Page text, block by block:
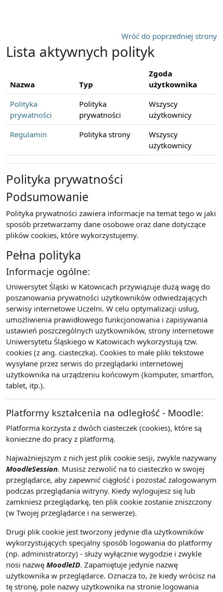
Wróć do poprzedniej strony
Lista aktywnych polityk
Nazwa Typ
Zgoda
użytkownika
Polityka
prywatności
Polityka
prywatności
Wszyscy
użytkownicy
Regulamin
Polityka strony
Wszyscy
użytkownicy
Polityka prywatności
Podsumowanie
Polityka prywatności zawiera informacje na temat tego w jaki
sposób przetwarzamy dane osobowe oraz dane dotyczące
plików cookies, które wykorzystujemy.
Pełna polityka
Informacje ogólne:
Uniwersytet Śląski w Katowicach przywiązuje dużą wagę do
poszanowania prywatności użytkowników odwiedzających
serwisy internetowe Uczelni. W celu optymalizacji usług,
umożliwienia prawidłowego funkcjonowania i zapisywania
ustawień poszczególnych użytkowników, strony internetowe
Uniwersytetu Śląskiego w Katowicach wykorzystują tzw.
cookies (z ang. ciasteczka). Cookies to małe pliki tekstowe
wysyłane przez serwis do przeglądarki internetowej
użytkownika na urządzeniu końcowym (komputer, smartfon,
tablet, itp.).
Platformy kształcenia na odległość - Moodle:
Platforma korzysta z dwóch ciasteczek (cookies), które są
konieczne do pracy z platformą.
Najważniejszym z nich jest plik cookie sesji, zwykle nazywany
MoodleSession. Musisz zezwolić na to ciasteczko w swojej
przeglądarce, aby zapewnić ciągłość i pozostać zalogowanym
podczas przeglądania witryny. Kiedy wylogujesz się lub
zamkniesz przeglądarkę, ten plik cookie zostanie zniszczony
(w Twojej przeglądarce i na serwerze).
Drugi plik cookie jest tworzony jedynie dla użytkowników
wykorzystujących specjalny sposób logowania do platformy
(np. administratorzy) - służy wyłącznie wygodzie i zwykle
nosi nazwę MoodleID. Zapamiętuje jedynie nazwę
użytkownika w przeglądarce. Oznacza to, że kiedy wrócisz na
tę stronę, pole nazwy użytkownika na stronie logowania